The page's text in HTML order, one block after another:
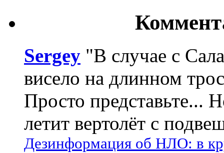
Sergey "В случае с
висело на длинном
Просто представьте...
летит вертолёт с
Дезинформация об НЛО: в